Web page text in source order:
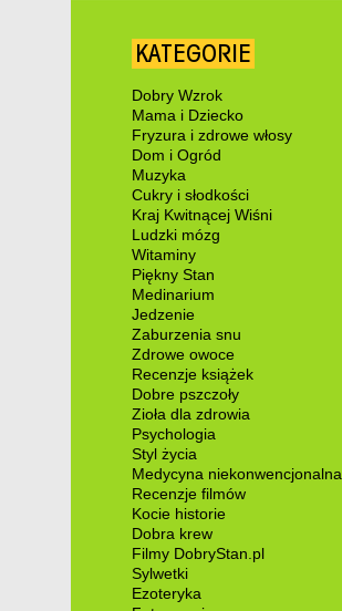
KATEGORIE
Dobry Wzrok
Mama i Dziecko
Fryzura i zdrowe włosy
Dom i Ogród
Muzyka
Cukry i słodkości
Kraj Kwitnącej Wiśni
Ludzki mózg
Witaminy
Piękny Stan
Medinarium
Jedzenie
Zaburzenia snu
Zdrowe owoce
Recenzje książek
Dobre pszczoły
Zioła dla zdrowia
Psychologia
Styl życia
Medycyna niekonwencjonalna
Recenzje filmów
Kocie historie
Dobra krew
Filmy DobryStan.pl
Sylwetki
Ezoteryka